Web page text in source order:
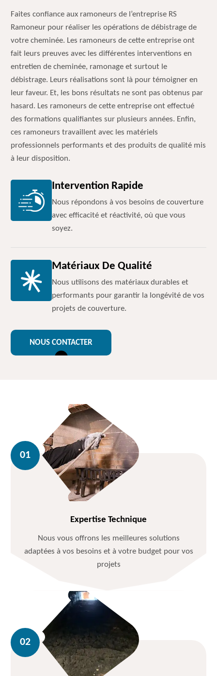
Faites confiance aux ramoneurs de l’entreprise RS
Ramoneur pour réaliser les opérations de débistrage de
votre cheminée. Les ramoneurs de cette entreprise ont
fait leurs preuves avec les différentes interventions en
entretien de cheminée, ramonage et surtout le
débistrage. Leurs réalisations sont là pour témoigner en
leur faveur. Et, les bons résultats ne sont pas obtenus par
hasard. Les ramoneurs de cette entreprise ont effectué
des formations qualifiantes sur plusieurs années. Enfin,
ces ramoneurs travaillent avec les matériels
professionnels performants et des produits de qualité mis
à leur disposition.
Intervention Rapide
Nous répondons à vos besoins de couverture
avec efficacité et réactivité, où que vous
soyez.
Matériaux De Qualité
Nous utilisons des matériaux durables et
performants pour garantir la longévité de vos
projets de couverture.
NOUS CONTACTER
Expertise Technique
Nous vous offrons les meilleures solutions
adaptées à vos besoins et à votre budget pour vos
projets